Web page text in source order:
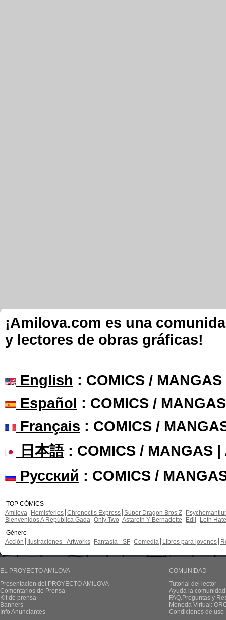
¡Amilova.com es una
y lectores de obras gráficas!
English : COMICS /
Español : COMICS /
Français : COMICS /
日本語: COMICS / MANGAS |
Русский : COMICS /
TOP CÓMICS
Amilova
Hemisferios Chronoctis Express Super Dragon Bros Z
Bienvenidos A República Gada Only Two Astaroth Y Bernadette Edil
Leth Hate
Género
Acción
Ilustraciones - Artworks Fantasía - SF Comedia Libros para jovenes
EL PROYECTO AMILOVA
Presentación del PROYECTO AMILOVA
Comentarios de Prensa
Kit de prensa
Banners
Info Anunciantes
COMUNIDAD
Tutorial del lector
Ayuda la
FAQ.Preguntas y
Moneda Virtual:
Condiciones de uso